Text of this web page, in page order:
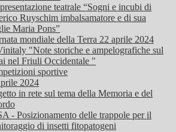
teatrale “Sogni e incubi di
Ruyschim imbalsamatore e di sua
Maria Pons”
mondiale della Terra 22 aprile 2024
"Note storiche e ampelografiche sul
nel Friuli Occidentale "
sportive
2024
in rete sul tema della Memoria e del
- Posizionamento delle trappole per il
di insetti fitopatogeni